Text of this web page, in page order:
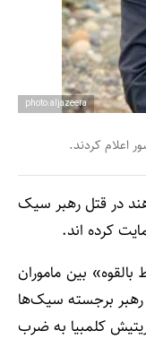
photo:aljazeera
اعلام کردند.
در قتل رهبر سیک
کرده اند.
بین ماموران
رهبر برجسته سیک‌ها
کلمبیا به ضرب